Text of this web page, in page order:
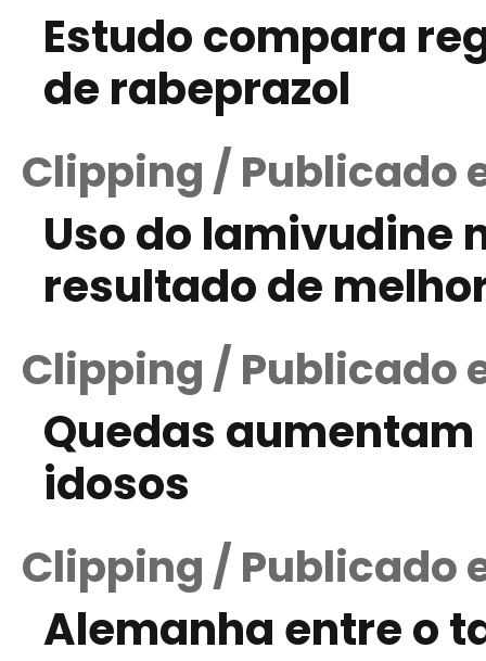
Estudo compara
de rabeprazol
Clipping / Publicado
Uso do lamivudine
resultado de
Clipping / Publicado
Quedas
idosos
Clipping / Publicado
Alemanha entre o